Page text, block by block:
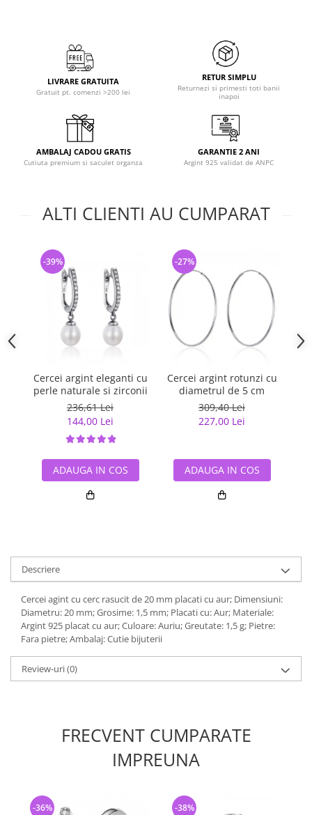
LIVRARE GRATUITA
Gratuit pt. comenzi >200 lei
RETUR SIMPLU
Returnezi si primesti toti banii
inapoi
AMBALAJ CADOU GRATIS
Cutiuta premium si saculet organza
GARANTIE 2 ANI
Argint 925 validat de ANPC
ALTI CLIENTI AU CUMPARAT
Cercei argint eleganti cu
perle naturale si zirconii
236,61 Lei
144,00 Lei
-39%
ADAUGA IN COS
Cercei argint rotunzi cu
diametrul de 5 cm
309,40 Lei
227,00 Lei
-27%
ADAUGA IN COS
Descriere
Cercei agint cu cerc rasucit de 20 mm placati cu aur; Dimensiuni:
Diametru: 20 mm; Grosime: 1,5 mm; Placati cu: Aur; Materiale:
Argint 925 placat cu aur; Culoare: Auriu; Greutate: 1,5 g; Pietre:
Fara pietre; Ambalaj: Cutie bijuterii
Review-uri(0)
FRECVENT CUMPARATE
IMPREUNA
-36% -38%